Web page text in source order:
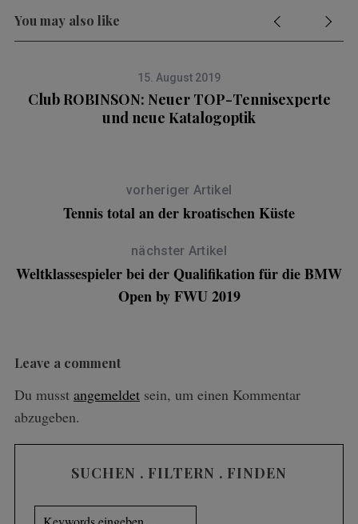
You may also like
15. August 2019
Club ROBINSON: Neuer TOP-Tennisexperte
und neue Katalogoptik
vorheriger Artikel
Tennis total an der kroatischen Küste
nächster Artikel
Weltklassespieler bei der Qualifikation für die BMW
Open by FWU 2019
Leave a comment
Du musst angemeldetsein, um einen Kommentar
abzugeben.
SUCHEN . FILTERN . FINDEN